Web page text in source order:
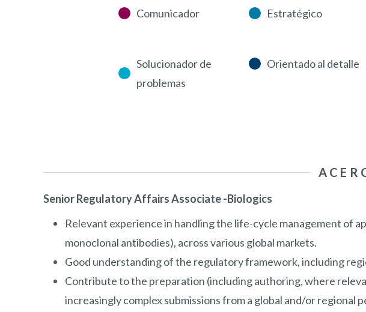
Comunicador Estratégico
Solucionador de
problemas
Orientado al detalle
Senior Regulatory Affairs Associate -Biologics
Relevant experience in handling the life-cycle management of
monoclonal antibodies), across various global markets.
Good understanding of the regulatory framework, including
Contribute to the preparation (including authoring, where
increasingly complex submissions from a global and/or regional